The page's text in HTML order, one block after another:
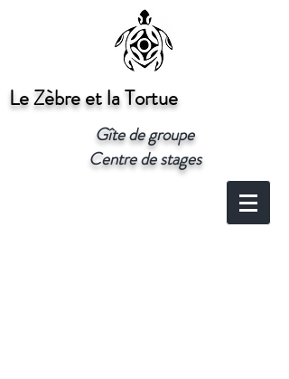
Le Zèbre et la Tortue
Gîte de groupe
Centre de stages